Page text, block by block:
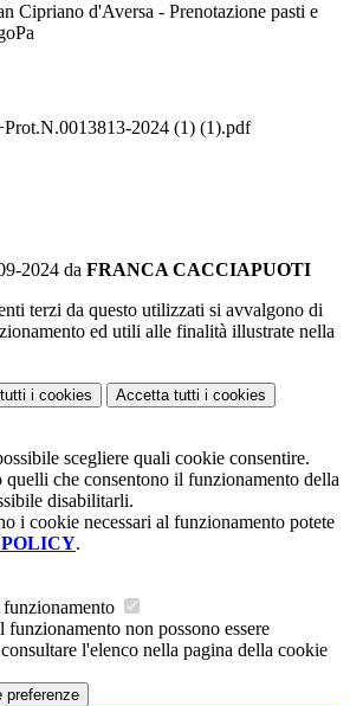
Cipriano d'Aversa - Prenotazione pasti e
2024 (1) (1).pdf
2024 da FRANCA CACCIAPUOTI
terzi da questo utilizzati si avvalgono di
ed utili alle finalità illustrate nella
i cookies Accetta tutti i cookies
scegliere quali cookie consentire.
quelli che consentono il funzionamento della
disabilitarli.
i cookie necessari al funzionamento potete
.
funzionamento non possono essere
l'elenco nella pagina della cookie
preferenze